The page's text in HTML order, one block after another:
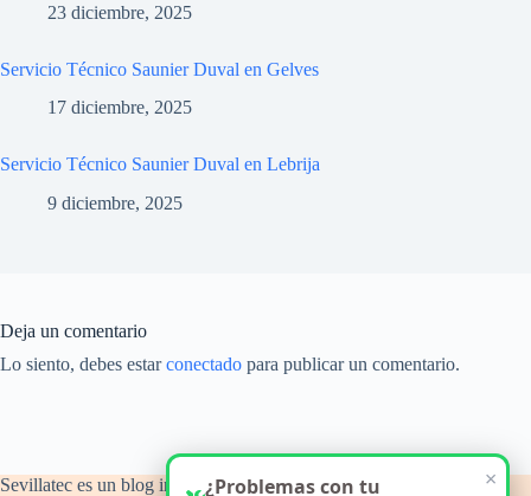
23 diciembre, 2025
Servicio Técnico Saunier Duval en Gelves
17 diciembre, 2025
Servicio Técnico Saunier Duval en Lebrija
9 diciembre, 2025
Deja un comentario
Lo siento, debes estarconectado para publicar un comentario.
Sevillatec es un blog informativo y de orientación técnica ×
¿Problemas con tu